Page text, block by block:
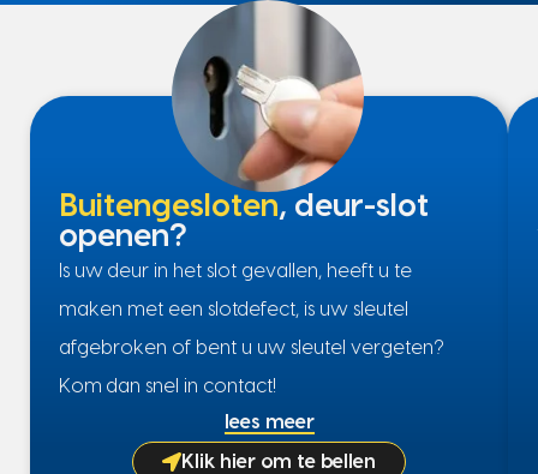
Buitengesloten, deur-slot
openen?
Is uw deur in het slot gevallen, heeft u te
maken met een slotdefect, is uw sleutel
afgebroken of bent u uw sleutel vergeten?
Kom dan snel in contact!
lees meer
Klik hier om te bellen